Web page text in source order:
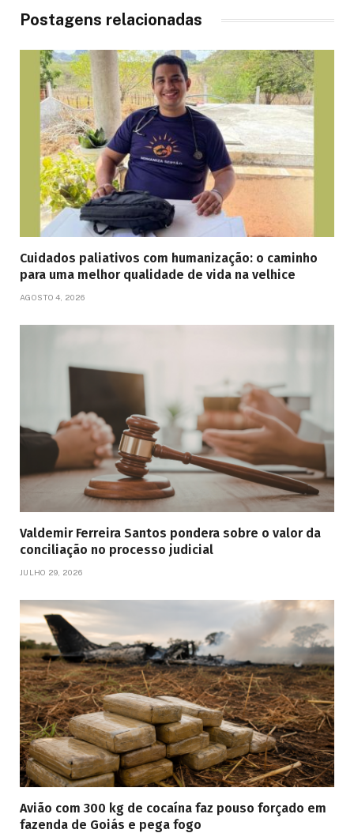
Postagens relacionadas
Cuidados paliativos com humanização: o caminho
para uma melhor qualidade de vida na velhice
AGOSTO 4, 2026
Valdemir Ferreira Santos pondera sobre o valor da
conciliação no processo judicial
JULHO 29, 2026
Avião com 300 kg de cocaína faz pouso forçado em
fazenda de Goiás e pega fogo